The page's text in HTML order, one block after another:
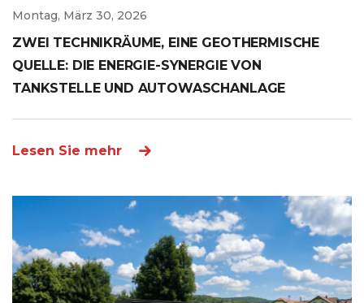
Montag, März 30, 2026
ZWEI TECHNIKRÄUME, EINE GEOTHERMISCHE
QUELLE: DIE ENERGIE-SYNERGIE VON
TANKSTELLE UND AUTOWASCHANLAGE
Lesen Sie mehr